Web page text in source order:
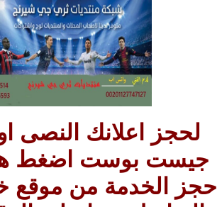
لحجز اعلانك النصى او
جيست بوست اضغط
حجز الخدمة من موقع